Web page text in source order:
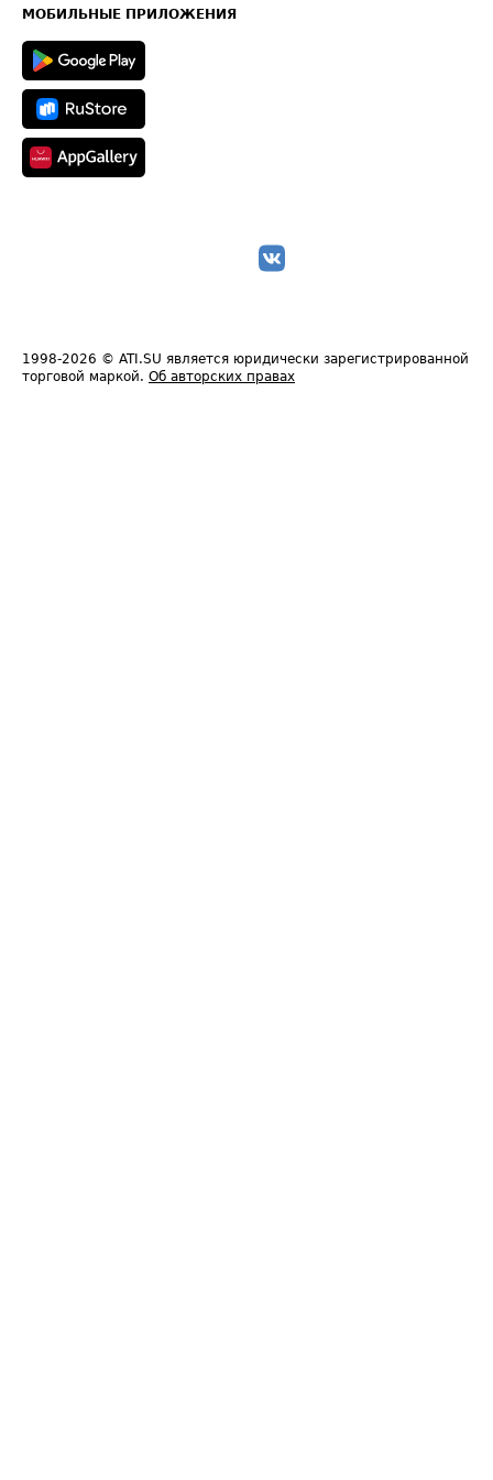
Техническая информация
МОБИЛЬНЫЕ ПРИЛОЖЕНИЯ
1998-2026 © ATI.SU является юридически зарегистрированной
торговой маркой. Об авторских правах